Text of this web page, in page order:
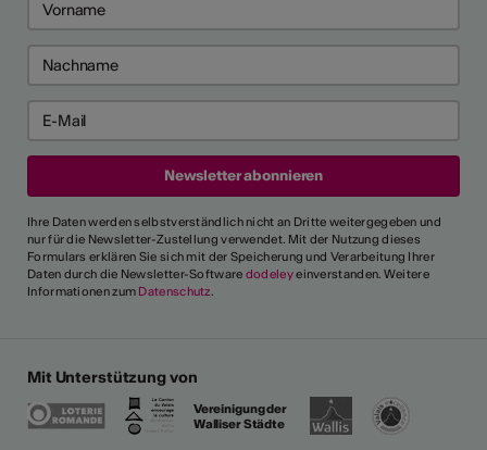
Ihre Daten werden selbstverständlich nicht an Dritte weitergegeben und
nur für die Newsletter-Zustellung verwendet. Mit der Nutzung dieses
Formulars erklären Sie sich mit der Speicherung und Verarbeitung Ihrer
Daten durch die Newsletter-Software dodeleyeinverstanden. Weitere
Informationen zum Datenschutz.
Mit Unterstützung von
Vereinigung der
Walliser Städte